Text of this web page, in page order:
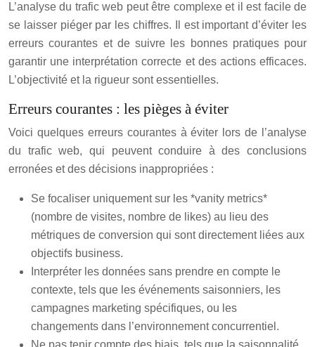
L’analyse du trafic web peut être complexe et il est facile de
se laisser piéger par les chiffres. Il est important d’éviter les
erreurs courantes et de suivre les bonnes pratiques pour
garantir une interprétation correcte et des actions efficaces.
L’objectivité et la rigueur sont essentielles.
Erreurs courantes : les pièges à éviter
Voici quelques erreurs courantes à éviter lors de l’analyse
du trafic web, qui peuvent conduire à des conclusions
erronées et des décisions inappropriées :
Se focaliser uniquement sur les *vanity metrics*
(nombre de visites, nombre de likes) au lieu des
métriques de conversion qui sont directement liées aux
objectifs business.
Interpréter les données sans prendre en compte le
contexte, tels que les événements saisonniers, les
campagnes marketing spécifiques, ou les
changements dans l’environnement concurrentiel.
Ne pas tenir compte des biais, tels que la saisonnalité,